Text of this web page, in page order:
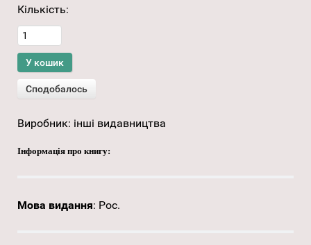
Кількість:
Виробник: інші видавництва
Інформація про книгу:
Мова видання: Рос.